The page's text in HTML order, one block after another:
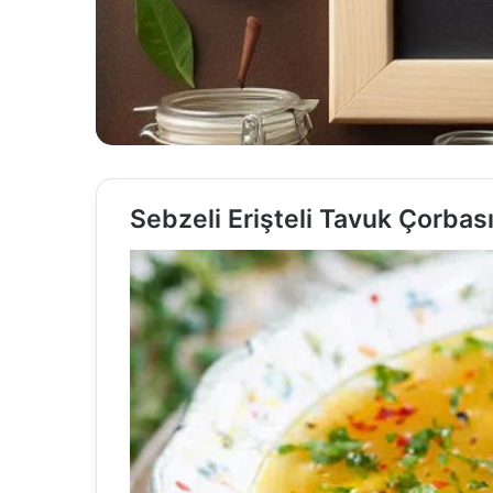
Sebzeli Erişteli Tavuk Çorbası